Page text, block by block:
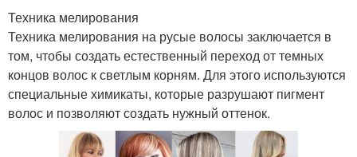
Техника мелирования
Техника мелирования на русые волосы заключается в
том, чтобы создать естественный переход от темных
концов волос к светлым корням. Для этого используются
специальные химикаты, которые разрушают пигмент
волос и позволяют создать нужный оттенок.